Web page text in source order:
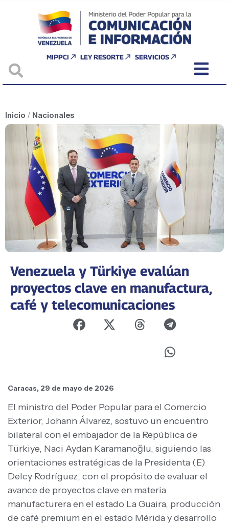
MIPPCI LEY RESORTE SERVICIOS
Inicio / Nacionales
Venezuela y Türkiye evalúan
proyectos clave en manufactura,
café y telecomunicaciones
Caracas, 29 de mayo de 2026
El ministro del Poder Popular para el Comercio
Exterior, Johann Álvarez, sostuvo un encuentro
bilateral con el embajador de la República de
Türkiye, Naci Aydan Karamanoğlu, siguiendo las
orientaciones estratégicas de la Presidenta (E)
Delcy Rodríguez, con el propósito de evaluar el
avance de proyectos clave en materia
manufacturera en el estado La Guaira, producción
de café premium en el estado Mérida y desarrollo